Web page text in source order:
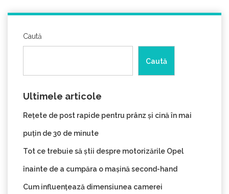
Caută
Caută
Ultimele articole
Rețete de post rapide pentru prânz și cină în mai
puțin de 30 de minute
Tot ce trebuie să știi despre motorizările Opel
înainte de a cumpăra o mașină second-hand
Cum influențează dimensiunea camerei